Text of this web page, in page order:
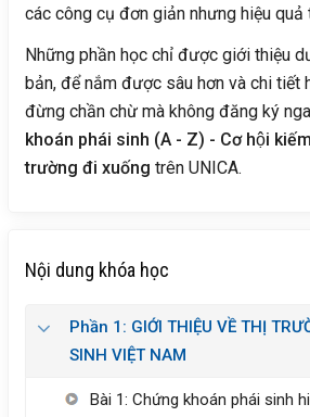
các công cụ đơn giản nhưng hiệu
Những phần học chỉ được giới thiệu
bản, để nắm được sâu hơn và chi tiết
đừng chần chừ mà không đăng ký
khoán phái sinh (A - Z) - Cơ hội
trường đi xuống trên UNICA.
Nội dung khóa học
Phần 1: GIỚI THIỆU VỀ THỊ
SINH VIỆT NAM
Bài 1: Chứng khoán phái sinh